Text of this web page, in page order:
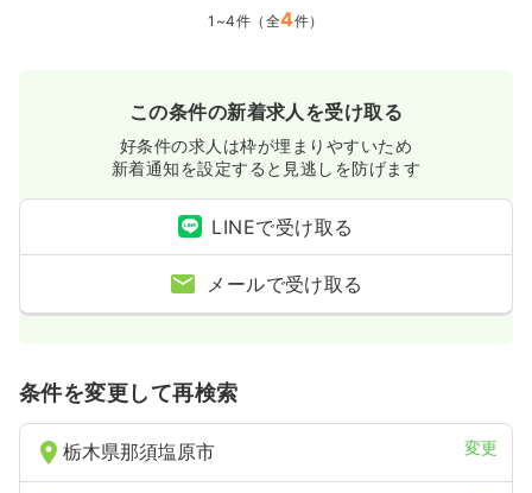
万円/月 賞与80.1万円
※経験5年の例
8:30～17:30 （休憩60分）
4週8休以上
ブランク可
第二新卒可
月給29万円以上可
気になる
給与 お問い合わせください
時間 8:30～17:30
ブランク可
第二新卒可
1~4件（全4件）
この条件の新着求人を受け取る
好条件の求人は枠が埋まりやすいため
新着通知を設定すると見逃しを防げます
LINEで受け取る
メールで受け取る
条件を変更して再検索
栃木県那須塩原市 変更